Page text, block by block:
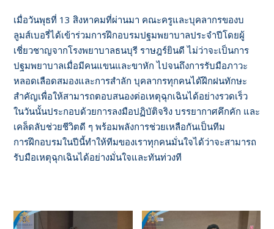
เมื่อวันพุธที่ 13 สิงหาคมที่ผ่านมา คณะครูและบุคลากรของบ
ลูมส์เบอรี่ได้เข้าร่วมการฝึกอบรมปฐมพยาบาลประจำปีโดยผู้
เชี่ยวชาญจากโรงพยาบาลธนบุรี ราษฎร์ยินดี ไม่ว่าจะเป็นการ
ปฐมพยาบาลเมื่อมีคนแขนและขาหัก ไปจนถึงการรับมือภาวะ
หลอดเลือดสมองและการสำลัก บุคลากรทุกคนได้ฝึกฝนทักษะ
สำคัญเพื่อให้สามารถตอบสนองต่อเหตุฉุกเฉินได้อย่างรวดเร็ว
ในวันนั้นประกอบด้วยการลงมือปฏิบัติจริง บรรยากาศคึกคัก และ
เคล็ดลับช่วยชีวิตดี ๆ พร้อมพลังการช่วยเหลือกันเป็นทีม
การฝึกอบรมในปีนี้ทำให้ทีมของเราทุกคนมั่นใจได้ว่าจะสามารถ
รับมือเหตุฉุกเฉินได้อย่างมั่นใจและทันท่วงที